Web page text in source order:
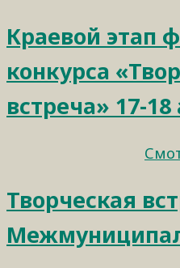
Краевой этап
конкурса
встреча» 17-
Творческая